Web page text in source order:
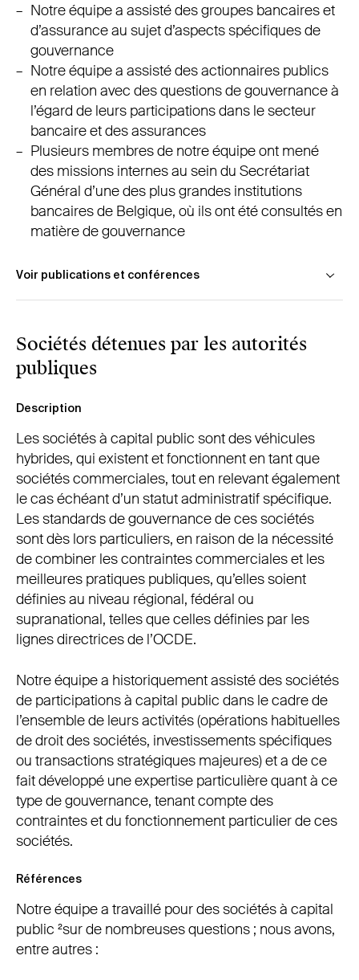
Notre équipe a assisté des groupes bancaires et
d’assurance au sujet d’aspects spécifiques de
gouvernance
Notre équipe a assisté des actionnaires publics
en relation avec des questions de gouvernance à
l’égard de leurs participations dans le secteur
bancaire et des assurances
Plusieurs membres de notre équipe ont mené
des missions internes au sein du Secrétariat
Général d’une des plus grandes institutions
bancaires de Belgique, où ils ont été consultés en
matière de gouvernance
Voir publications et conférences
groupes de sociétés », inLe droit des affaires en
évolution : les relations intragroupes : 15ème
journée du juriste d’entreprise 18/11/2004
Bruxelles, Bruylant etAntwerpen, Kluwer, 2004, p.
Sociétés détenues par les autorités
publiques
Description
Les sociétés à capital public sont des véhicules
hybrides, qui existent et fonctionnent en tant que
sociétés commerciales, tout en relevant également
le cas échéant d’un statut administratif spécifique.
Les standards de gouvernance de ces sociétés
sont dès lors particuliers, en raison de la nécessité
de combiner les contraintes commerciales et les
meilleures pratiques publiques, qu’elles soient
définies au niveau régional, fédéral ou
supranational, telles que celles définies par les
lignes directrices de l’OCDE.
Notre équipe a historiquement assisté des sociétés
de participations à capital public dans le cadre de
l’ensemble de leurs activités (opérations habituelles
de droit des sociétés, investissements spécifiques
ou transactions stratégiques majeures) et a de ce
fait développé une expertise particulière quant à ce
type de gouvernance, tenant compte des
contraintes et du fonctionnement particulier de ces
sociétés.
Références
Notre équipe a travaillé pour des sociétés à capital
public ²sur de nombreuses questions ; nous avons,
entre autres :